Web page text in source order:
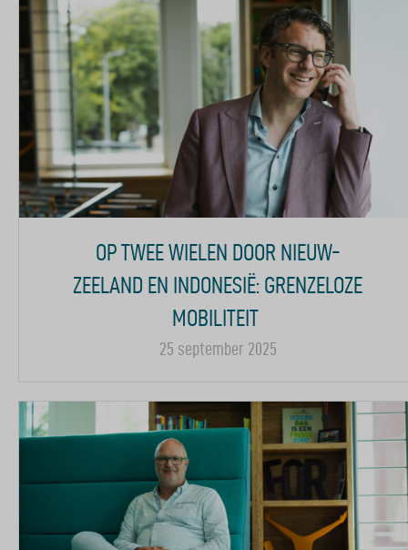
OP TWEE WIELEN DOOR NIEUW-
ZEELAND EN INDONESIË: GRENZELOZE
MOBILITEIT
25 september 2025